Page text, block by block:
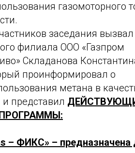
газомоторного
заседания
филиала ООО «Газпром
Складанова
проинформировал о
метана в
представил
– ФИКС» – предназначена